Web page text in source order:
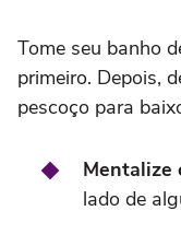
Tome seu banho
primeiro. Depois,
pescoço para
Mentalize
lado de